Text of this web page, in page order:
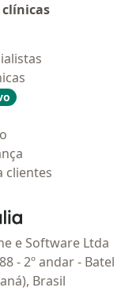
clínicas
clientes
- Homepage
e Software Ltda
- 2º andar - Batel
Brasil